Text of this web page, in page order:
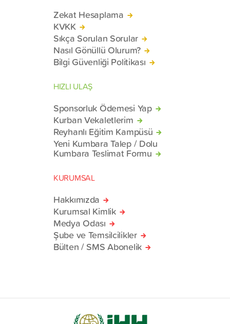
Zekat Hesaplama
KVKK
Sıkça Sorulan Sorular
Nasıl Gönüllü Olurum?
Bilgi Güvenliği Politikası
HIZLI ULAŞ
Sponsorluk Ödemesi Yap
Kurban Vekaletlerim
Reyhanlı Eğitim Kampüsü
Yeni Kumbara Talep / Dolu
Kumbara Teslimat Formu
KURUMSAL
Hakkımızda
Kurumsal Kimlik
Medya Odası
Şube ve Temsilcilikler
Bülten / SMS Abonelik